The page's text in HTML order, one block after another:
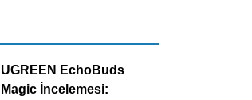
UGREEN EchoBuds
Magic İncelemesi: